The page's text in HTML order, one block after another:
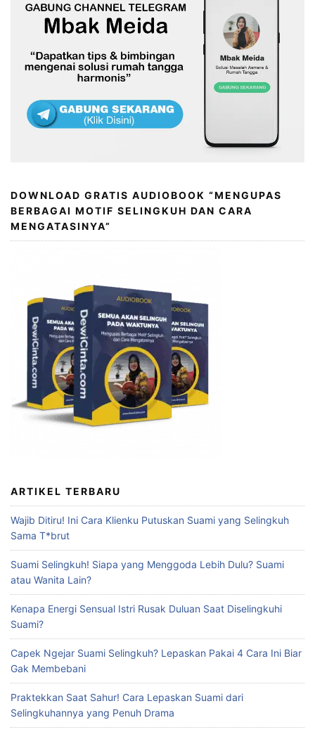
DOWNLOAD GRATIS AUDIOBOOK “MENGUPAS
BERBAGAI MOTIF SELINGKUH DAN CARA
MENGATASINYA”
ARTIKEL TERBARU
Wajib Ditiru! Ini Cara Klienku Putuskan Suami yang Selingkuh
Sama T*brut
Suami Selingkuh! Siapa yang Menggoda Lebih Dulu? Suami
atau Wanita Lain?
Kenapa Energi Sensual Istri Rusak Duluan Saat Diselingkuhi
Suami?
Capek Ngejar Suami Selingkuh? Lepaskan Pakai 4 Cara Ini Biar
Gak Membebani
Praktekkan Saat Sahur! Cara Lepaskan Suami dari
Selingkuhannya yang Penuh Drama